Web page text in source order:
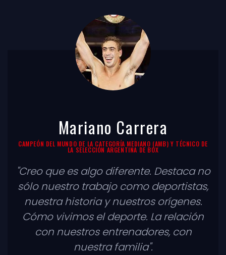
Mariano Carrera
CAMPEÓN DEL MUNDO DE LA CATEGORÍA MEDIANO (AMB) Y TÉCNICO DE
LA SELECCIÓN ARGENTINA DE BOX
"Creo que es algo diferente. Destaca no
sólo nuestro trabajo como deportistas,
nuestra historia y nuestros orígenes.
Cómo vivimos el deporte. La relación
con nuestros entrenadores, con
nuestra familia".